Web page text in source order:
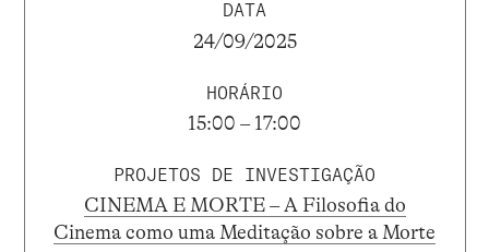
DATA
24/09/2025
HORÁRIO
15:00 – 17:00
PROJETOS DE INVESTIGAÇÃO
CINEMA E MORTE – A Filosofia do
Cinema como uma Meditação sobre a Morte